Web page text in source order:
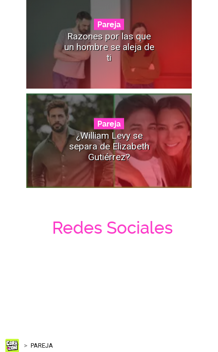
Pareja
Razones por las que
un hombre se aleja de
ti
Pareja
¿William Levy se
separa de Elizabeth
Gutiérrez?
Redes Sociales
PAREJA